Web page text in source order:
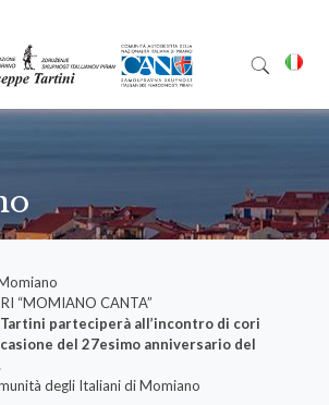
“MOMIANO CANTA”
parteciperà all’incontro di cori
del 27esimo anniversario del
degli Italiani di Momiano